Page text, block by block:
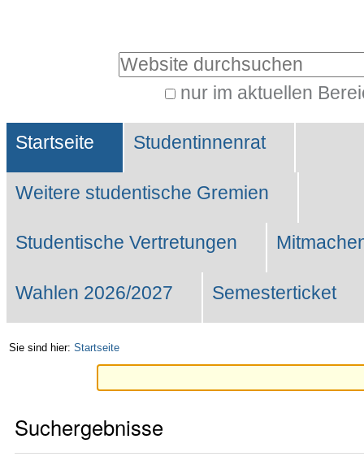
Website durchsuchen
nur im aktuellen
Suche…
Sektionen
Startseite Studentinnenrat
Weitere studentische Gremien
Studentische Vertretungen
Wahlen 2026/2027 Semesterticket
Sie sind hier: Startseite
Suchergebnisse